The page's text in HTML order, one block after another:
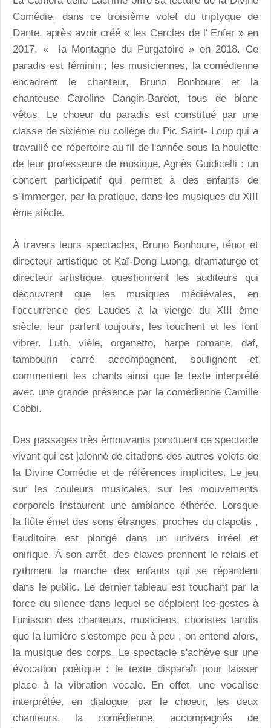
Comédie, dans ce troisième volet du triptyque de
Dante, après avoir créé « les Cercles de l' Enfer » en
2017, « la Montagne du Purgatoire » en 2018. Ce
paradis est féminin ; les musiciennes, la comédienne
encadrent le chanteur, Bruno Bonhoure et la
chanteuse Caroline Dangin-Bardot, tous de blanc
vêtus. Le choeur du paradis est constitué par une
classe de sixième du collège du Pic Saint- Loup qui a
travaillé ce répertoire au fil de l'année sous la houlette
de leur professeure de musique, Agnès Guidicelli : un
concert participatif qui permet à des enfants de
s''immerger, par la pratique, dans les musiques du XIII
ème siècle.
À travers leurs spectacles, Bruno Bonhoure, ténor et
directeur artistique et Kaï-Dong Luong, dramaturge et
directeur artistique, questionnent les auditeurs qui
découvrent que les musiques médiévales, en
l'occurrence des Laudes à la vierge du XIII ème
siècle, leur parlent toujours, les touchent et les font
vibrer. Luth, vièle, organetto, harpe romane, daf,
tambourin carré accompagnent, soulignent et
commentent les chants ainsi que le texte interprété
avec une grande présence par la comédienne Camille
Cobbi.
Des passages très émouvants ponctuent ce spectacle
vivant qui est jalonné de citations des autres volets de
la Divine Comédie et de références implicites. Le jeu
sur les couleurs musicales, sur les mouvements
corporels instaurent une ambiance éthérée. Lorsque
la flûte émet des sons étranges, proches du clapotis ,
l'auditoire est plongé dans un univers irréel et
onirique. À son arrêt, des claves prennent le relais et
rythment la marche des enfants qui se répandent
dans le public. Le dernier tableau est touchant par la
force du silence dans lequel se déploient les gestes à
l'unisson des chanteurs, musiciens, choristes tandis
que la lumière s'estompe peu à peu ; on entend alors,
la musique des corps. Le spectacle s'achève sur une
évocation poétique : le texte disparaît pour laisser
place à la vibration vocale. En effet, une vocalise
interprétée, en dialogue, par le choeur, les deux
chanteurs, la comédienne, accompagnés de